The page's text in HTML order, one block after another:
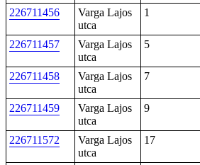
226711456
Varga Lajos
utca
1
226711457
Varga Lajos
utca
5
226711458
Varga Lajos
utca
7
226711459
Varga Lajos
utca
9
226711572
Varga Lajos
utca
17